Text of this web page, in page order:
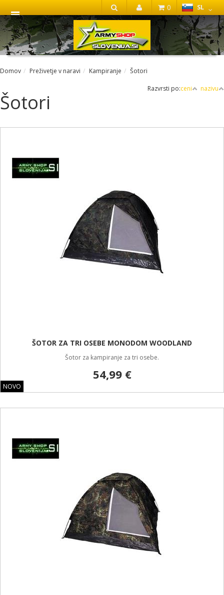
IŠČI
SL
0
Domov Preživetje v naravi Kampiranje Šotori
Razvrsti po:ceni nazivu
Šotori
NOVO
ŠOTOR ZA TRI OSEBE MONODOM WOODLAND
Šotor za kampiranje za tri osebe.
54,99 €